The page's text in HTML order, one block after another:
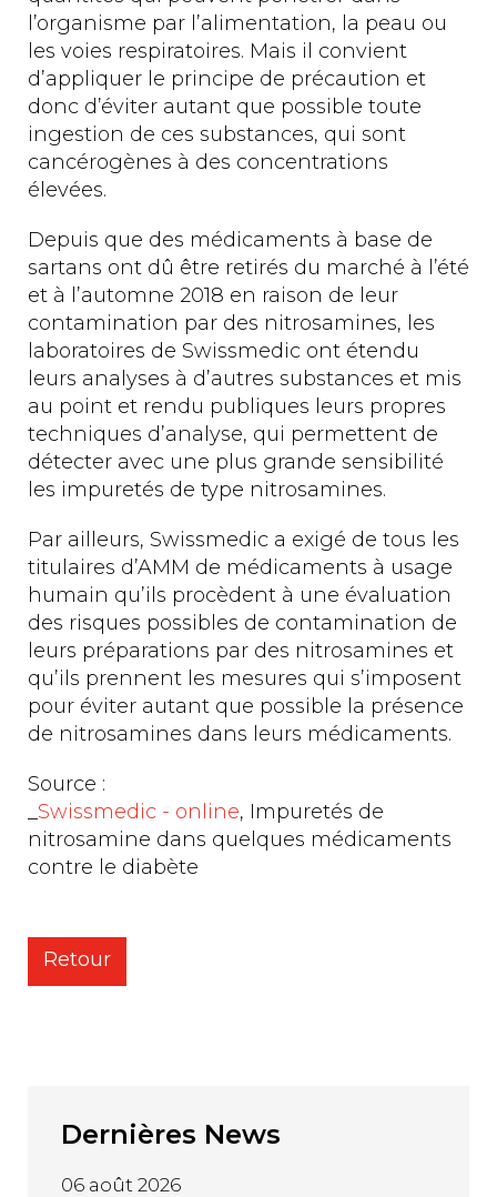
l’organisme par l’alimentation, la peau ou
les voies respiratoires. Mais il convient
d’appliquer le principe de précaution et
donc d’éviter autant que possible toute
ingestion de ces substances, qui sont
cancérogènes à des concentrations
élevées.
Depuis que des médicaments à base de
sartans ont dû être retirés du marché à l’été
et à l’automne 2018 en raison de leur
contamination par des nitrosamines, les
laboratoires de Swissmedic ont étendu
leurs analyses à d’autres substances et mis
au point et rendu publiques leurs propres
techniques d’analyse, qui permettent de
détecter avec une plus grande sensibilité
les impuretés de type nitrosamines.
Par ailleurs, Swissmedic a exigé de tous les
titulaires d’AMM de médicaments à usage
humain qu’ils procèdent à une évaluation
des risques possibles de contamination de
leurs préparations par des nitrosamines et
qu’ils prennent les mesures qui s’imposent
pour éviter autant que possible la présence
de nitrosamines dans leurs médicaments.
Source :
Swissmedic - online, Impuretés de
nitrosamine dans quelques médicaments
contre le diabète
Retour
Dernières News
06 août 2026